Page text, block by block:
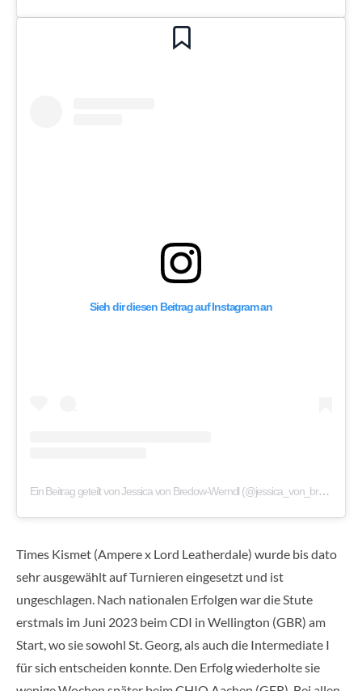
Sieh dir diesen Beitrag auf Instagram an
Ein Beitrag geteilt von Jessica von Bredow-Werndl (@jessica_von_bredow_werndl)
Times Kismet (Ampere x Lord Leatherdale) wurde bis dato
sehr ausgewählt auf Turnieren eingesetzt und ist
ungeschlagen. Nach nationalen Erfolgen war die Stute
erstmals im Juni 2023 beim CDI in Wellington (GBR) am
Start, wo sie sowohl St. Georg, als auch die Intermediate I
für sich entscheiden konnte. Den Erfolg wiederholte sie